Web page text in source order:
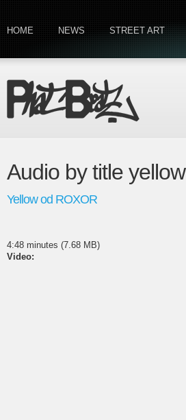
HOME NEWS STREET ART
Audio by title yellow
Yellow od ROXOR
4:48 minutes (7.68 MB)
Video: